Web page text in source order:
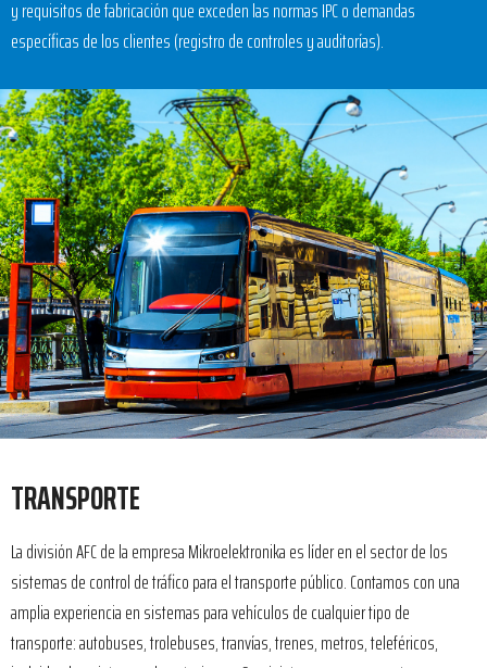
y requisitos de fabricación que exceden las normas IPC o demandas
específicas de los clientes (registro de controles y auditorías).
TRANSPORTE
La división AFC de la empresa Mikroelektronika es líder en el sector de los
sistemas de control de tráfico para el transporte público. Contamos con una
amplia experiencia en sistemas para vehículos de cualquier tipo de
transporte: autobuses, trolebuses, tranvías, trenes, metros, teleféricos,